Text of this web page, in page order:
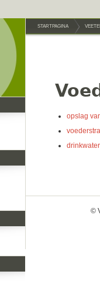
STARTPAGINA
opslag
©